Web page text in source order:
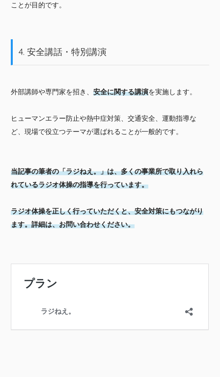
ことが目的です。
4. 安全講話・特別講演
外部講師や専門家を招き、安全に関する講演を実施します。
ヒューマンエラー防止や熱中症対策、交通安全、運動指導な
ど、現場で役立つテーマが選ばれることが一般的です。
当記事の筆者の「ラジねえ。」は、多くの事業所で取り入れら
れているラジオ体操の指導を行っています。
ラジオ体操を正しく行っていただくと、安全対策にもつながり
ます。詳細は、お問い合わせください。